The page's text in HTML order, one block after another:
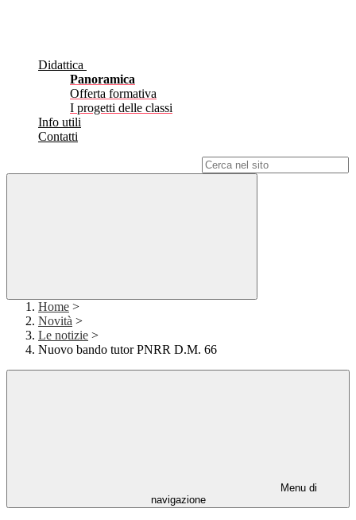
Didattica
Panoramica
Offerta formativa
I progetti delle classi
Info utili
Contatti
Home >
Novità >
Le notizie >
Nuovo bando tutor PNRR D.M. 66
Menu di
navigazione